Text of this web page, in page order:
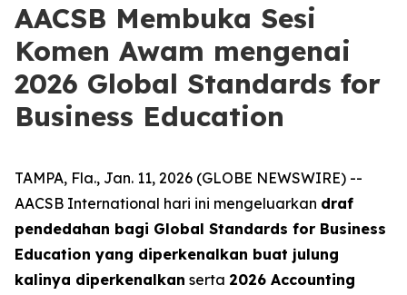
AACSB Membuka Sesi
Komen Awam mengenai
2026 Global Standards for
Business Education
TAMPA, Fla., Jan. 11, 2026 (GLOBE NEWSWIRE) --
AACSB International hari ini mengeluarkan draf
pendedahan bagi Global Standards for Business
Education yang diperkenalkan buat julung
kalinya diperkenalkan serta 2026 Accounting